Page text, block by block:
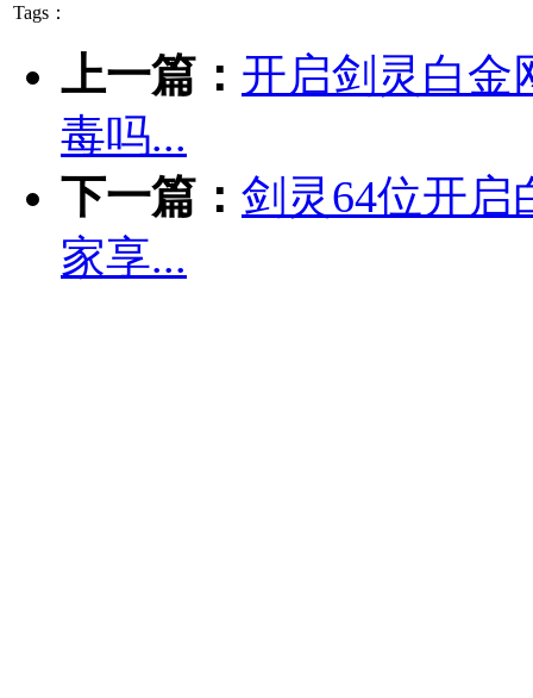
Tags：
上一篇： 开启剑灵白金
毒吗...
下一篇： 剑灵64位开启
家享...